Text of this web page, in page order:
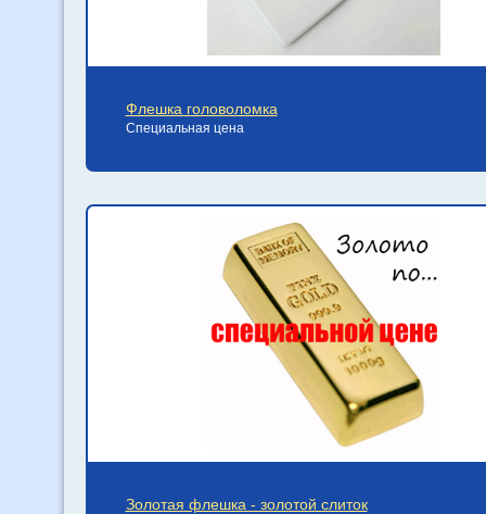
Флешка головоломка
Специальная цена
Золотая флешка - золотой слиток